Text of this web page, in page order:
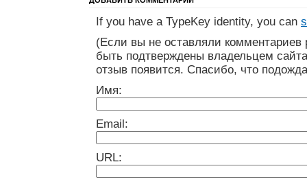
If you have a TypeKey identity, you can
(Если вы не оставляли
быть подтверждены владельцем
отзыв появится. Спасибо, что
Имя:
Email:
URL: